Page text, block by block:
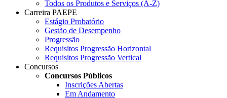
Todos os Produtos e Serviços (A-Z)
Carreira PAEPE
Estágio Probatório
Gestão de Desempenho
Progressão
Requisitos Progressão Horizontal
Requisitos Progressão Vertical
Concursos
Concursos Públicos
Inscrições Abertas
Em Andamento